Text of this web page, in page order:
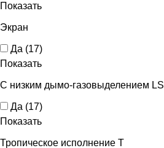
Показать
Экран
Да (17)
Показать
С низким дымо-газовыделением LS
Да (17)
Показать
Тропическое исполнение Т